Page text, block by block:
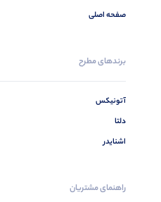
صفحه اصلی
برندهای مطرح
آتونیکس
دلتا
اشنایدر
راهنمای مشتریان